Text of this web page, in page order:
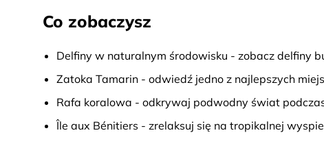
Co zobaczysz
Delfiny w naturalnym środowisku - zobacz delfiny
Zatoka Tamarin - odwiedź jedno z najlepszych
Rafa koralowa - odkrywaj podwodny świat
Île aux Bénitiers - zrelaksuj się na tropikalnej